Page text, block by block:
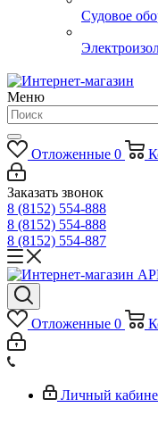
Судовое
Меню
Отложенные 0
Заказать звонок
8 (8152) 554-888
8 (8152) 554-888
8 (8152) 554-887
Отложенные 0
Личный